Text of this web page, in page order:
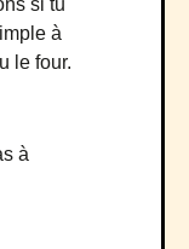
si tu
à
le four.
à